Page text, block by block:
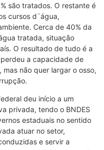
são tratados. O restante é
cursos d´água,
Cerca de 40% da
tratada, situação
O resultado de tudo é a
a capacidade de
não quer largar o osso,
deu início a um
privada, tendo o BNDES
estaduais no sentido
atuar no setor,
e servir a